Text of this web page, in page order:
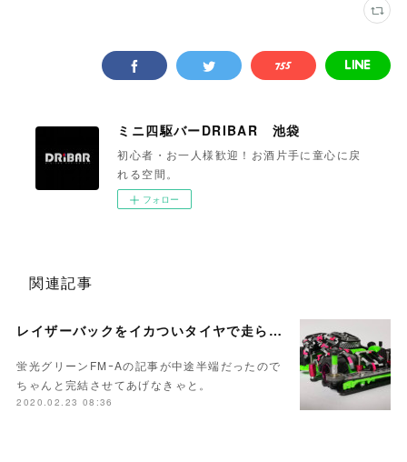
ミニ四駆バーDRIBAR 池袋
初心者・お一人様歓迎！お酒片手に童心に戻
れる空間。
フォロー
関連記事
レイザーバックをイカついタイヤで走らせたいや
蛍光グリーンFMｰAの記事が中途半端だったので
ちゃんと完結させてあげなきゃと。
2020.02.23 08:36